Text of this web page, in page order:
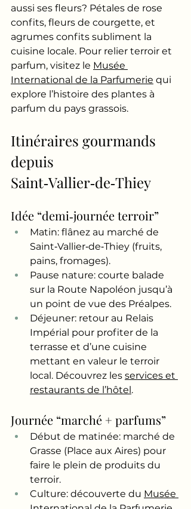
aussi ses fleurs? Pétales de rose
confits, fleurs de courgette, et
agrumes confits subliment la
cuisine locale. Pour relier terroir et
parfum, visitez le Musée
International de la Parfumerie qui
explore l’histoire des plantes à
parfum du pays grassois.
Itinéraires gourmands
depuis
Saint‑Vallier‑de‑Thiey
Idée “demi‑journée terroir”
Matin: flânez au marché de
Saint‑Vallier‑de‑Thiey (fruits,
pains, fromages).
Pause nature: courte balade
sur la Route Napoléon jusqu’à
un point de vue des Préalpes.
Déjeuner: retour au Relais
Impérial pour profiter de la
terrasse et d’une cuisine
mettant en valeur le terroir
local. Découvrez les services et
restaurants de l’hôtel.
Journée “marché + parfums”
Début de matinée: marché de
Grasse (Place aux Aires) pour
faire le plein de produits du
terroir.
Culture: découverte du Musée